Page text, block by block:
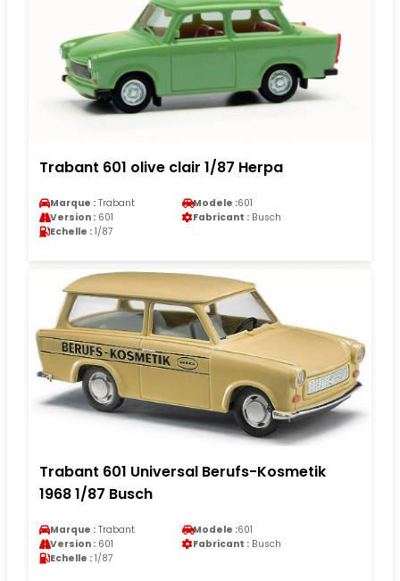
Trabant 601 olive clair 1/87 Herpa
Marque : Trabant Modele :601
Version : 601 Fabricant : Busch
Echelle : 1/87
Trabant 601 Universal Berufs-Kosmetik
1968 1/87 Busch
Marque : Trabant Modele :601
Version : 601 Fabricant : Busch
Echelle : 1/87